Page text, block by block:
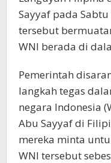
Sayyaf pada
tersebut
WNI berada di
Pemerintah
langkah tegas
negara Indonesia
Abu Sayyaf di
mereka minta
WNI tersebut